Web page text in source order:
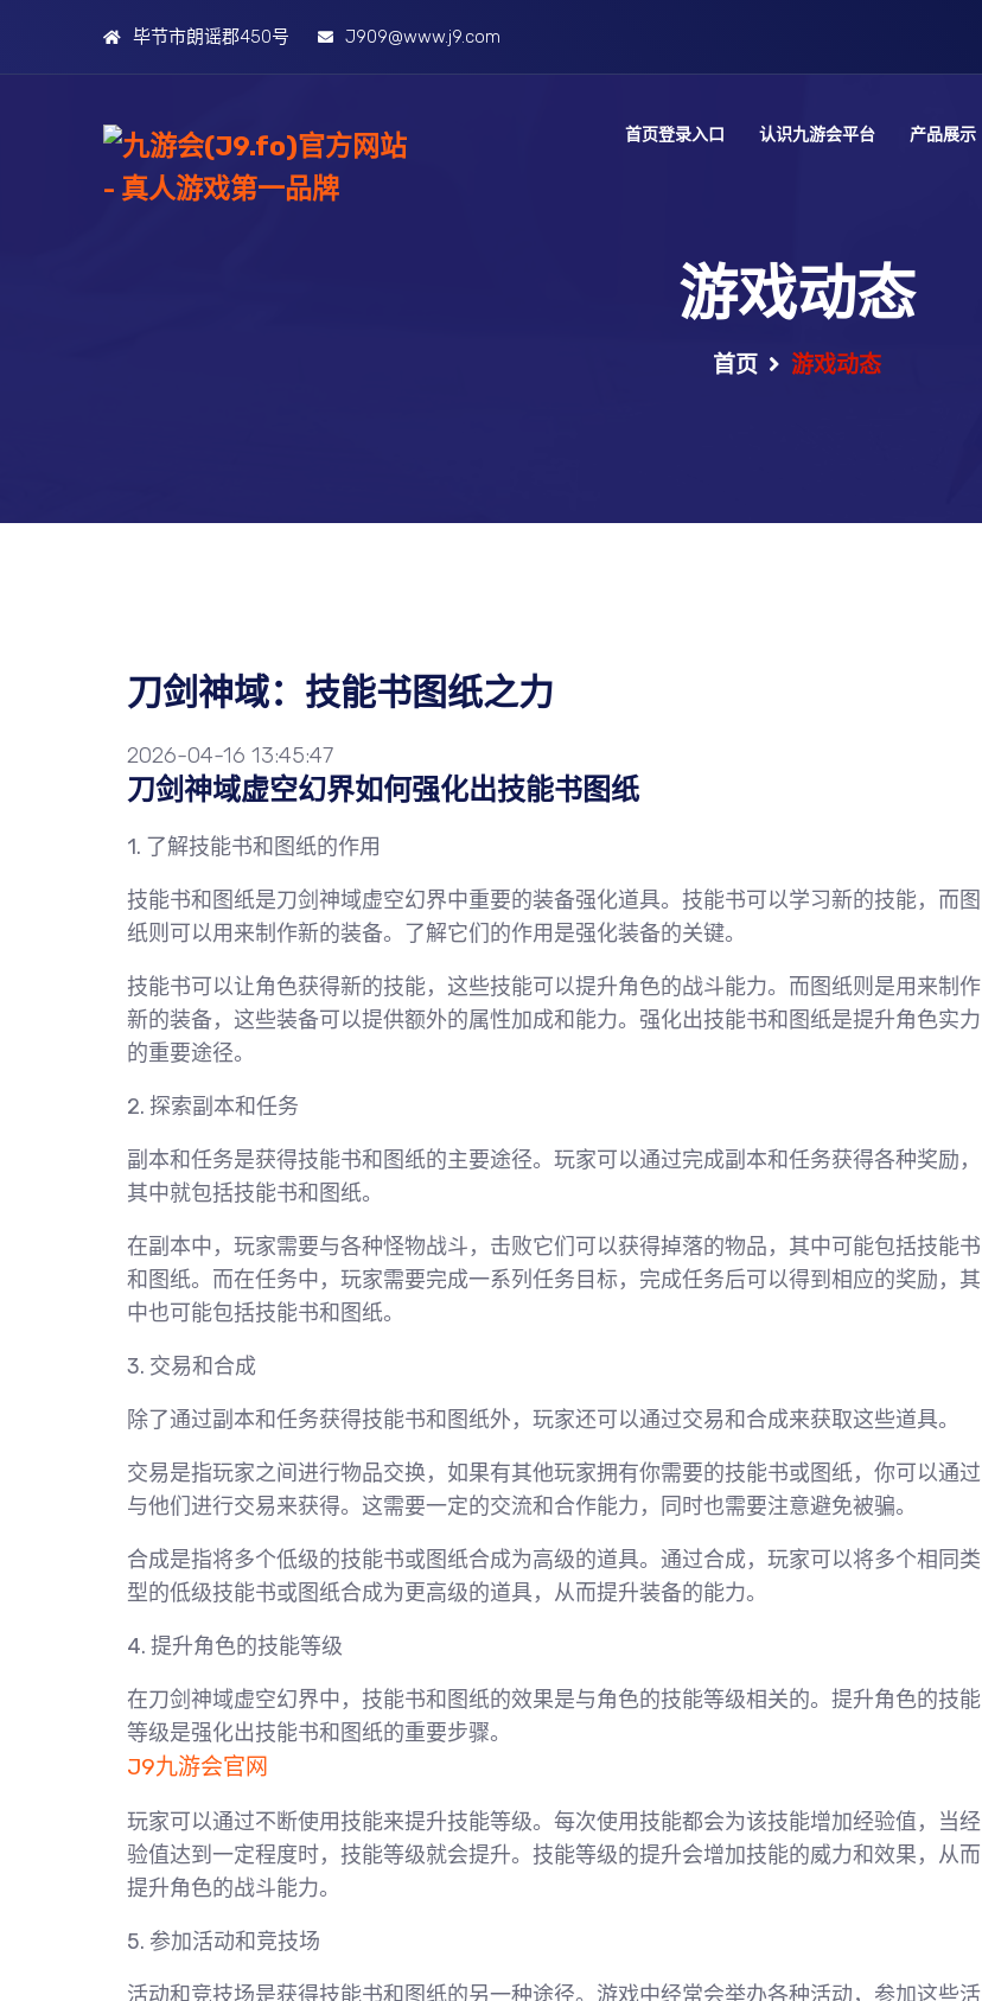
毕节市朗谣郡450号 J909@www.j9.com
首页登录入口 认识九游会平台 产品展示
游戏动态
首页 游戏动态
刀剑神域：技能书图纸之力
2026-04-16 13:45:47
刀剑神域虚空幻界如何强化出技能书图纸
1. 了解技能书和图纸的作用
技能书和图纸是刀剑神域虚空幻界中重要的装备强化道具。技能书可以学习新的技能，而图
纸则可以用来制作新的装备。了解它们的作用是强化装备的关键。
技能书可以让角色获得新的技能，这些技能可以提升角色的战斗能力。而图纸则是用来制作
新的装备，这些装备可以提供额外的属性加成和能力。强化出技能书和图纸是提升角色实力
的重要途径。
2. 探索副本和任务
副本和任务是获得技能书和图纸的主要途径。玩家可以通过完成副本和任务获得各种奖励，
其中就包括技能书和图纸。
在副本中，玩家需要与各种怪物战斗，击败它们可以获得掉落的物品，其中可能包括技能书
和图纸。而在任务中，玩家需要完成一系列任务目标，完成任务后可以得到相应的奖励，其
中也可能包括技能书和图纸。
3. 交易和合成
除了通过副本和任务获得技能书和图纸外，玩家还可以通过交易和合成来获取这些道具。
交易是指玩家之间进行物品交换，如果有其他玩家拥有你需要的技能书或图纸，你可以通过
与他们进行交易来获得。这需要一定的交流和合作能力，同时也需要注意避免被骗。
合成是指将多个低级的技能书或图纸合成为高级的道具。通过合成，玩家可以将多个相同类
型的低级技能书或图纸合成为更高级的道具，从而提升装备的能力。
4. 提升角色的技能等级
在刀剑神域虚空幻界中，技能书和图纸的效果是与角色的技能等级相关的。提升角色的技能
等级是强化出技能书和图纸的重要步骤。
J9九游会官网
玩家可以通过不断使用技能来提升技能等级。每次使用技能都会为该技能增加经验值，当经
验值达到一定程度时，技能等级就会提升。技能等级的提升会增加技能的威力和效果，从而
提升角色的战斗能力。
5. 参加活动和竞技场
活动和竞技场是获得技能书和图纸的另一种途径。游戏中经常会举办各种活动，参加这些活